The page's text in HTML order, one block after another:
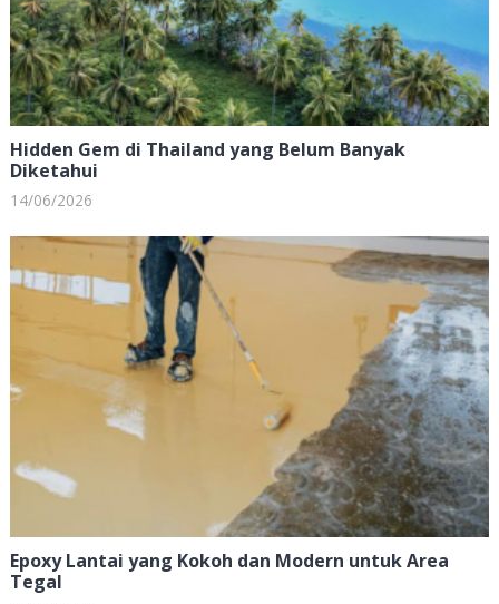
Hidden Gem di Thailand yang Belum Banyak
Diketahui
14/06/2026
Epoxy Lantai yang Kokoh dan Modern untuk Area
Tegal